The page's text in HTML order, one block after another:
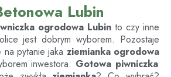
Lubin
ogrodowa Lubin to czy inne
jest dobrym wyborem. Pozostaje
pytanie jaka ziemianka ogrodowa
inwestora. Gotowa piwniczka